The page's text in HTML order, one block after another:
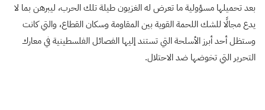
بعد تحميلها مسؤولية ما تعرض له الغزيون طيلة تلك الحرب، ليبرهن بما لا
يدع مجالًا للشك اللحمة القوية بين المقاومة وسكان القطاع، والتي كانت
وستظل أحد أبرز الأسلحة التي تستند إليها الفصائل الفلسطينية في معارك
التحرير التي تخوضها ضد الاحتلال.